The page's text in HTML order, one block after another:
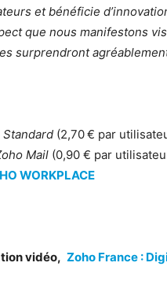
et bénéficie
que nous manifestons
surprendront
Standard (2,70 € par
Mail (0,90 € par
WORKPLACE
vidéo, Zoho France :